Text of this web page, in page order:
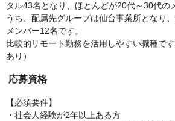
タル43名となり、ほとんどが20代～30代の
うち、配属先グループは仙台事業所となり
メンバー12名です。
比較的リモート勤務を活用しやすい職種で
あり）
応募資格
【必須要件】
・社会人経験が2年以上ある方